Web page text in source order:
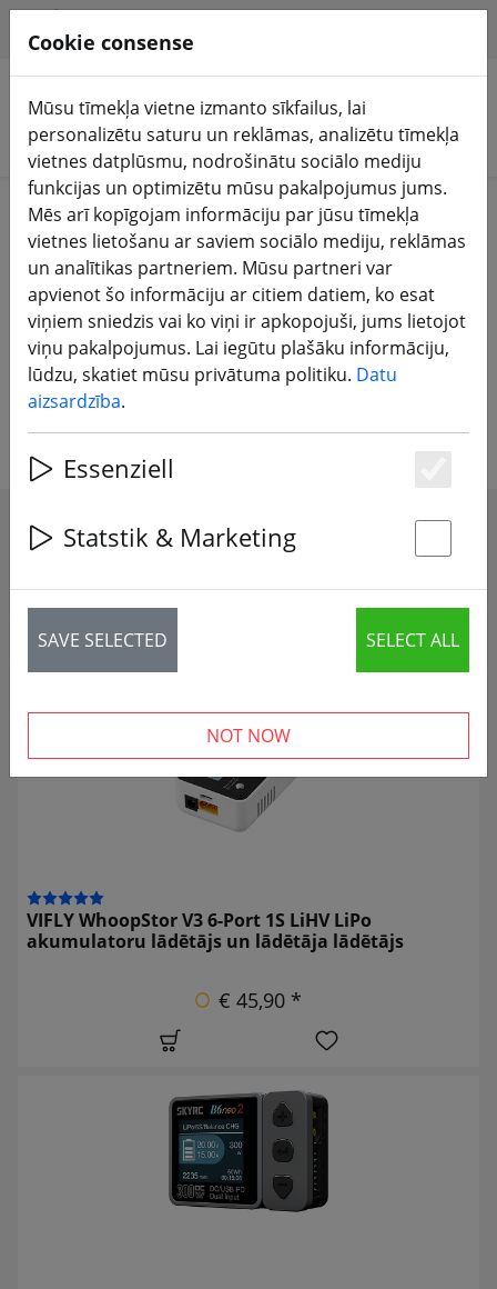
Meklēt produktus
Home Baterijas Chargers
LiPo lādētāji, uzlādes stacijas un
uzlādes piederumi LiPo
uzlādējamām baterijām, 18650,
NiMH uzlādējamām baterijām un
akumulatoriem
SHOW FILTERS
30 articles
VIFLY WhoopStor V3 6-Port 1S LiHV LiPo
akumulatoru lādētājs un lādētāja lādētājs
€ 45,90 *
Cookie consense
Mūsu tīmekļa vietne izmanto sīkfailus, lai
personalizētu saturu un reklāmas, analizētu tīmekļa
vietnes datplūsmu, nodrošinātu sociālo mediju
funkcijas un optimizētu mūsu pakalpojumus jums.
Mēs arī kopīgojam informāciju par jūsu tīmekļa
vietnes lietošanu ar saviem sociālo mediju, reklāmas
un analītikas partneriem. Mūsu partneri var
apvienot šo informāciju ar citiem datiem, ko esat
viņiem sniedzis vai ko viņi ir apkopojuši, jums lietojot
viņu pakalpojumus. Lai iegūtu plašāku informāciju,
lūdzu, skatiet mūsu privātuma politiku. Datu
aizsardzība.
Essenziell
Statstik & Marketing
SAVE SELECTED SELECT ALL
NOT NOW